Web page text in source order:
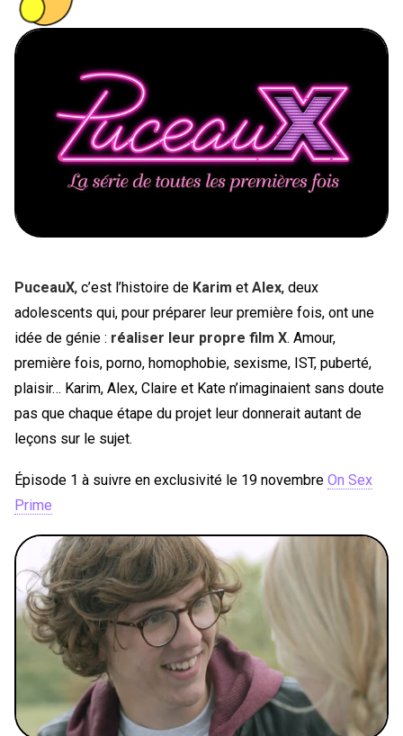
BONS PLANS
SOUTENEZ KULTT
PuceauX, c’est l’histoire de Karim et Alex, deux
adolescents qui, pour préparer leur première fois, ont une
idée de génie : réaliser leur propre film X. Amour,
première fois, porno, homophobie, sexisme, IST, puberté,
plaisir… Karim, Alex, Claire et Kate n’imaginaient sans doute
pas que chaque étape du projet leur donnerait autant de
leçons sur le sujet.
Épisode 1 à suivre en exclusivité le 19 novembre On Sex
Prime